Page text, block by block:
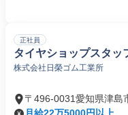
正社員
タイヤショップスタッ
株式会社日榮ゴム工業所
〒496-0031愛知県津島